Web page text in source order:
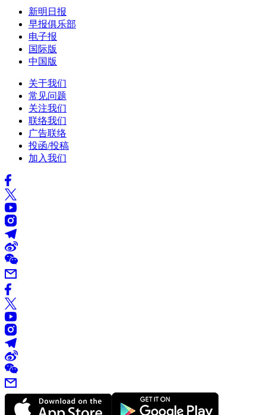
新明日报
早报俱乐部
电子报
国际版
中国版
关于我们
常见问题
关注我们
联络我们
广告联络
投函/投稿
加入我们